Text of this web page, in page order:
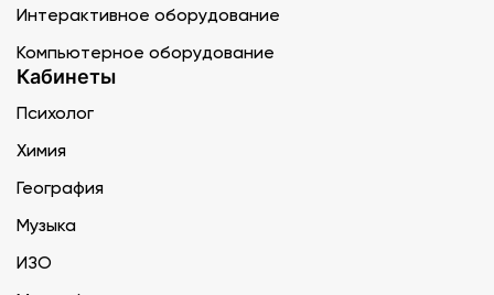
Интерактивное оборудование
Компьютерное оборудование
Кабинеты
Психолог
Химия
География
Музыка
ИЗО